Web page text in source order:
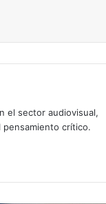
el sector audiovisual,
pensamiento crítico.